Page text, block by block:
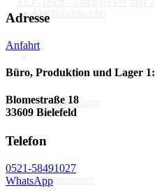
Dachsanierung
Lebensraum+
Adresse
Anfahrt
Büro, Produktion und Lager 1:
Blomestraße 18
33609 Bielefeld
Telefon
0521-58491027
WhatsApp